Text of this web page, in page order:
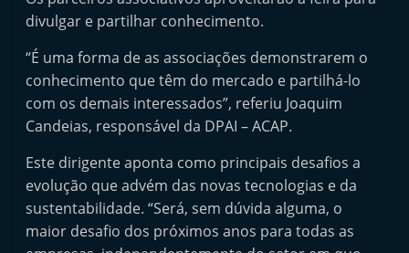
divulgar e partilhar conhecimento.
“É uma forma de as associações demonstrarem o
conhecimento que têm do mercado e partilhá-lo
com os demais interessados”, referiu Joaquim
Candeias, responsável da DPAI – ACAP.
Este dirigente aponta como principais desafios a
evolução que advém das novas tecnologias e da
sustentabilidade. “Será, sem dúvida alguma, o
maior desafio dos próximos anos para todas as